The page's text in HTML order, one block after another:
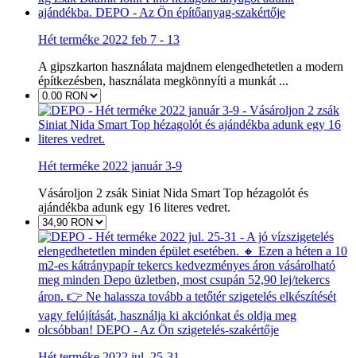
Hét terméke 2022 feb 7 - 13
A gipszkarton használata majdnem elengedhetetlen a modern
építkezésben, használata megkönnyíti a munkát ...
Hét terméke 2022 január 3-9
Vásároljon 2 zsák Siniat Nida Smart Top hézagolót és
ajándékba adunk egy 16 literes vedret.